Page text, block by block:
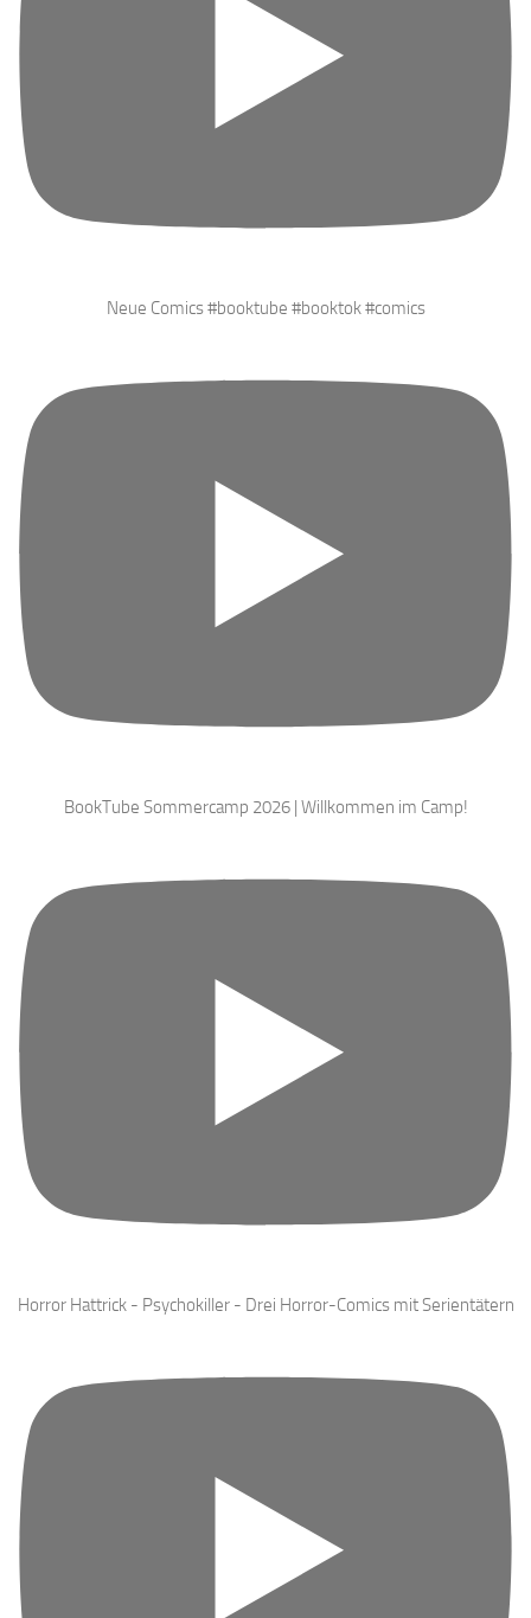
Neue Comics #booktube #booktok #comics
BookTube Sommercamp 2026 | Willkommen im Camp!
Horror Hattrick - Psychokiller - Drei Horror-Comics mit Serientätern